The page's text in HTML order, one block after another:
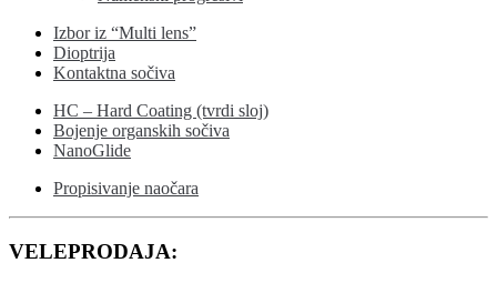
Izbor iz “Multi lens”
Dioptrija
Kontaktna sočiva
HC – Hard Coating (tvrdi sloj)
Bojenje organskih sočiva
NanoGlide
Propisivanje naočara
VELEPRODAJA: